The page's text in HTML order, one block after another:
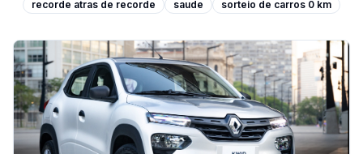
recorde atras de recorde
saude sorteio de carros 0 km